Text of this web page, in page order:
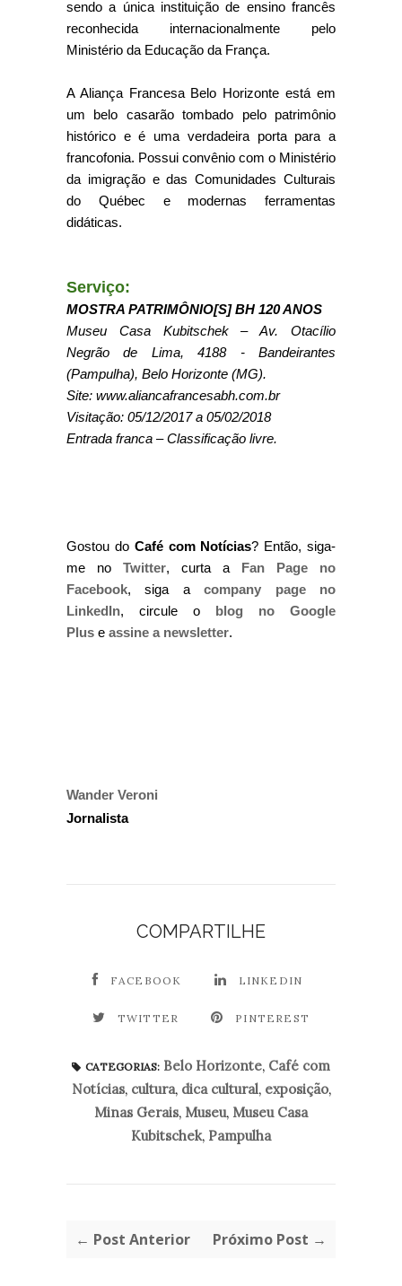
sendo a única instituição de ensino francês
reconhecida internacionalmente pelo
Ministério da Educação da França.
A Aliança Francesa Belo Horizonte está em
um belo casarão tombado pelo patrimônio
histórico e é uma verdadeira porta para a
francofonia. Possui convênio com o Ministério
da imigração e das Comunidades Culturais
do Québec e modernas ferramentas
didáticas.
Serviço:
MOSTRA PATRIMÔNIO[S] BH 120 ANOS
Museu Casa Kubitschek – Av. Otacílio
Negrão de Lima, 4188 - Bandeirantes
(Pampulha), Belo Horizonte (MG).
Site: www.aliancafrancesabh.com.br
Visitação: 05/12/2017 a 05/02/2018
Entrada franca – Classificação livre.
Gostou do Café com Notícias? Então, siga-
me no Twitter, curta a Fan Page no
Facebook, siga acompany page no
LinkedIn, circule o blog no Google
Plus e assine a newsletter.
Wander Veroni
Jornalista
COMPARTILHE
FACEBOOK LINKEDIN
TWITTER PINTEREST
CATEGORIAS: Belo Horizonte, Café com
Notícias, cultura, dica cultural, exposição,
Minas Gerais, Museu, Museu Casa
Kubitschek, Pampulha
← Post Anterior Próximo Post →